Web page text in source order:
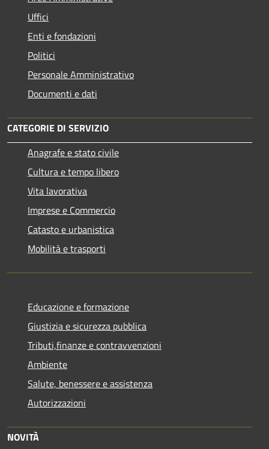
Uffici
Enti e fondazioni
Politici
Personale Amministrativo
Documenti e dati
CATEGORIE DI SERVIZIO
Anagrafe e stato civile
Cultura e tempo libero
Vita lavorativa
Imprese e Commercio
Catasto e urbanistica
Mobilità e trasporti
Educazione e formazione
Giustizia e sicurezza pubblica
Tributi,finanze e contravvenzioni
Ambiente
Salute, benessere e assistenza
Autorizzazioni
NOVITÀ